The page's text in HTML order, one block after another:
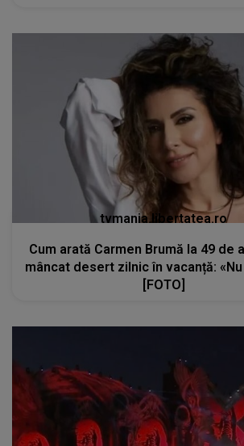
tvmania.libertatea.ro
Cum arată Carmen Brumă la 49 de
mâncat desert zilnic în vacanță:
[FOTO]